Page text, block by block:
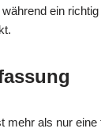
ein
mehr als nur